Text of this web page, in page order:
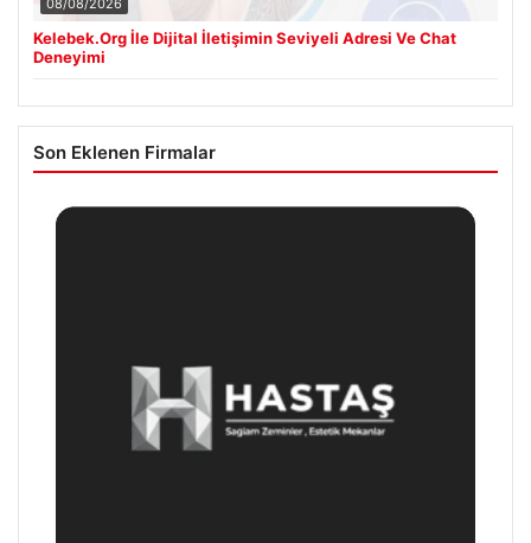
Kelebek.Org İle Dijital İletişimin Seviyeli Adresi Ve Chat
Deneyimi
Son Eklenen Firmalar